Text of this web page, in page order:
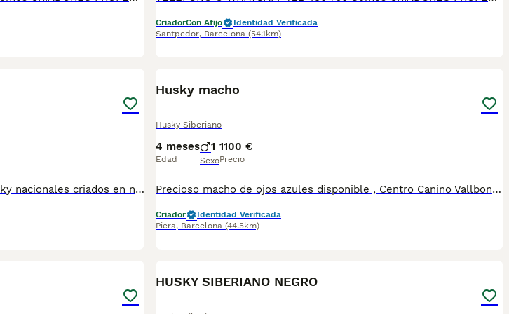
CriadorCon Afijo
Identidad Verificada
Santpedor, Barcelona (54.1km)
Disponibles preciosos cachorros de husky nacionales criados en nuestras instalaciones, en un ambiente familiar y responsable. Nuestros cachorros se entregan con cartilla de primera vacunación, vacunas correspondientes a su edad, desparasitados interna y externamente, y con microchip implantado y dado de alta. Además, realizamos un contrato de garantía que incluye: • Garantía vírica de 15 días. • Garantía congénita de 1 año. Desde la fecha de entrega del cachorro. Nos comprometemos al 100% con la salud, el bienestar y el cuidado de nuestros pequeños. Disponemos de Núcleo Zoológico Para más información, imágenes o cualquier consulta sin compromiso, pueden contactar con nosotros en los teléfonos: CRISTINA 📞 722 788 399 📞 932 514 529
Husky macho
Husky Siberiano
4 meses
Edad
1
Sexo
1100 €
Precio
Precioso macho de ojos azules disponible , Centro Canino Vallbonica es mucho más que un centro de cría , es una familia comprometida con el bienestar animal y la cria responsable, siendo Criadores directos, sin intermediarios, con más de 20 años de experiencia. Apostamos por la cría responsable y una cuidada selección por ello todos nuestros bebés nacen y se crían en nuestras instalaciones , asegurando así un correcto desarrollo y una magnífica socialización, consiguiendo en cada ejemplar un carácter juguetón y extrovertido algo primordial para su adaptación como un miembro más en tu familia . Se entregan con el carnet de vacunas con el plan correspondiente a su edad , desparasitados y microchip implantado y activado en registro de Anicom. Facilitamos junto al cachorro contrato de compra con garantías víricas de 15 días y congénitas de 1 año . Contamos con un gran equipo de profesionales entre los que se encuentran educadores, auxiliares y Veterinarios ofreciendo los controles sanitarios necesarios así como continua vigilancia asegurando su bienestar . Hacemos envíos a toda España con empresa de transporte privado, proporcionando un viaje confortable y ofreciendo las atenciones necesarias a nuestros bebés . Si estás interesado en alguno de nuestros ejemplares solicita información sin compromiso al 722269698 . También atendemos vía WhatsApp . PRECIO REAL ( incluye el IVA) .
Criador
Identidad Verificada
Piera, Barcelona (44.5km)
HUSKY SIBERIANO NEGRO